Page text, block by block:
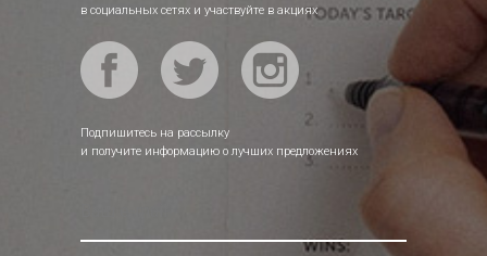
в социальных сетях и участвуйте в акциях
Подпишитесь на рассылку
и получите информацию о лучших предложениях